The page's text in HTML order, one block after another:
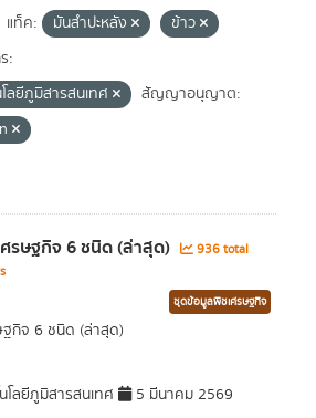
แท็ค: มันสำปะหลัง
ข้าว
:
ลยีภูมิสารสนเทศ
สัญญาอนุญาต:
ษฐกิจ 6 ชนิด (ล่าสุด)
936 total
ชุดข้อมูลพืชเศรษฐกิจ
กิจ 6 ชนิด (ล่าสุด)
โลยีภูมิสารสนเทศ 5 มีนาคม 2569